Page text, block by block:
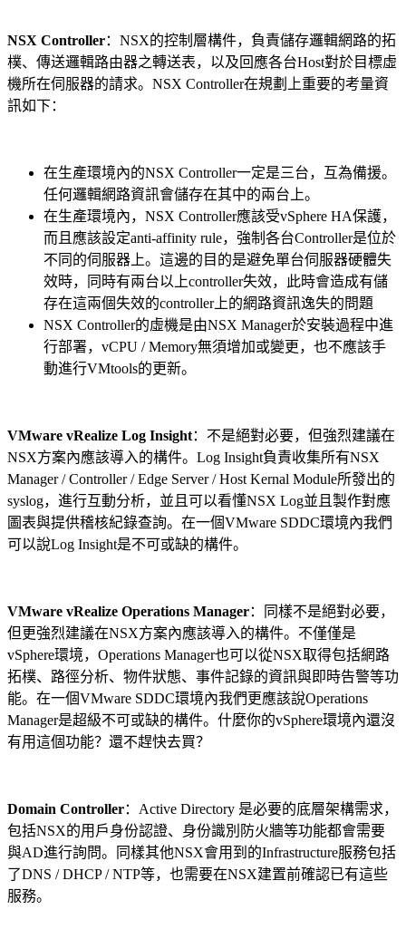
NSX Controller：NSX的控制層構件，負責儲存邏輯網路的拓
樸、傳送邏輯路由器之轉送表，以及回應各台Host對於目標虛
機所在伺服器的請求。NSX Controller在規劃上重要的考量資
訊如下：
在生產環境內的NSX Controller一定是三台，互為備援。
任何邏輯網路資訊會儲存在其中的兩台上。
在生產環境內，NSX Controller應該受vSphere HA保護，
而且應該設定anti-affinity rule，強制各台Controller是位於
不同的伺服器上。這邊的目的是避免單台伺服器硬體失
效時，同時有兩台以上controller失效，此時會造成有儲
存在這兩個失效的controller上的網路資訊逸失的問題
NSX Controller的虛機是由NSX Manager於安裝過程中進
行部署，vCPU / Memory無須增加或變更，也不應該手
動進行VMtools的更新。
VMware vRealize Log Insight：不是絕對必要，但強烈建議在
NSX方案內應該導入的構件。Log Insight負責收集所有NSX
Manager / Controller / Edge Server / Host Kernal Module所發出的
syslog，進行互動分析，並且可以看懂NSX Log並且製作對應
圖表與提供稽核紀錄查詢。在一個VMware SDDC環境內我們
可以說Log Insight是不可或缺的構件。
VMware vRealize Operations Manager：同樣不是絕對必要，
但更強烈建議在NSX方案內應該導入的構件。不僅僅是
vSphere環境，Operations Manager也可以從NSX取得包括網路
拓樸、路徑分析、物件狀態、事件記錄的資訊與即時告警等功
能。在一個VMware SDDC環境內我們更應該說Operations
Manager是超級不可或缺的構件。什麼你的vSphere環境內還沒
有用這個功能？還不趕快去買？
Domain Controller：Active Directory 是必要的底層架構需求，
包括NSX的用戶身份認證、身份識別防火牆等功能都會需要
與AD進行詢問。同樣其他NSX會用到的Infrastructure服務包括
了DNS / DHCP / NTP等，也需要在NSX建置前確認已有這些
服務。